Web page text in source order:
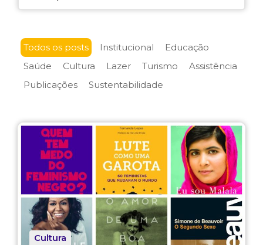
Todos os posts Institucional
Educação
Saúde
Cultura Lazer Turismo
Assistência
Publicações
Sustentabilidade
Cultura